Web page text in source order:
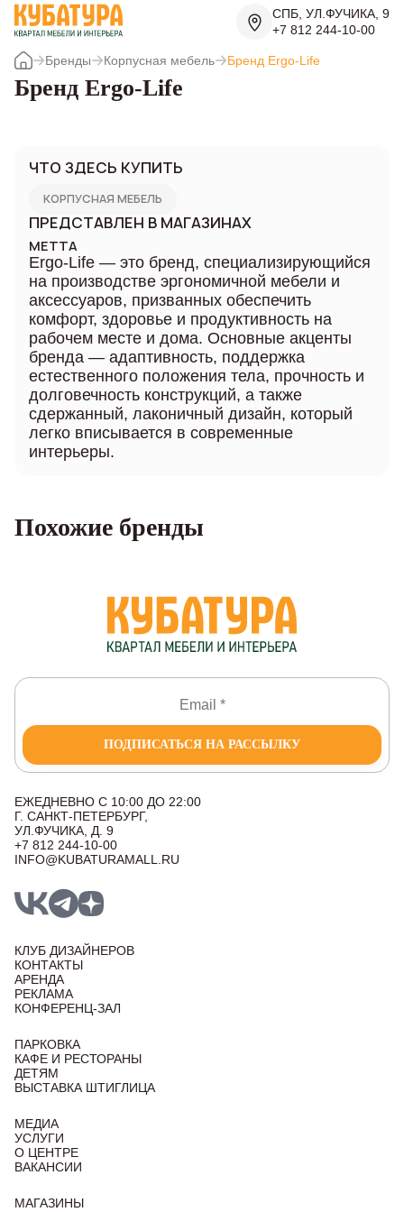
СПБ, УЛ.ФУЧИКА, 9
+7 812 244-10-00
Бренды Корпусная мебель Бренд Ergo-Life
Бренд Ergo-Life
ЧТО ЗДЕСЬ КУПИТЬ
КОРПУСНАЯ МЕБЕЛЬ
ПРЕДСТАВЛЕН В МАГАЗИНАХ
METTA
Ergo-Life — это бренд, специализирующийся
на производстве эргономичной мебели и
аксессуаров, призванных обеспечить
комфорт, здоровье и продуктивность на
рабочем месте и дома. Основные акценты
бренда — адаптивность, поддержка
естественного положения тела, прочность и
долговечность конструкций, а также
сдержанный, лаконичный дизайн, который
легко вписывается в современные
интерьеры.
Похожие бренды
ПОДПИСАТЬСЯ НА РАССЫЛКУ
ЕЖЕДНЕВНО С 10:00 ДО 22:00
Г. САНКТ-ПЕТЕРБУРГ,
УЛ.ФУЧИКА, Д. 9
+7 812 244-10-00
INFO@KUBATURAMALL.RU
КЛУБ ДИЗАЙНЕРОВ
КОНТАКТЫ
АРЕНДА
РЕКЛАМА
КОНФЕРЕНЦ-ЗАЛ
ПАРКОВКА
КАФЕ И РЕСТОРАНЫ
ДЕТЯМ
ВЫСТАВКА ШТИГЛИЦА
МЕДИА
УСЛУГИ
О ЦЕНТРЕ
ВАКАНСИИ
МАГАЗИНЫ